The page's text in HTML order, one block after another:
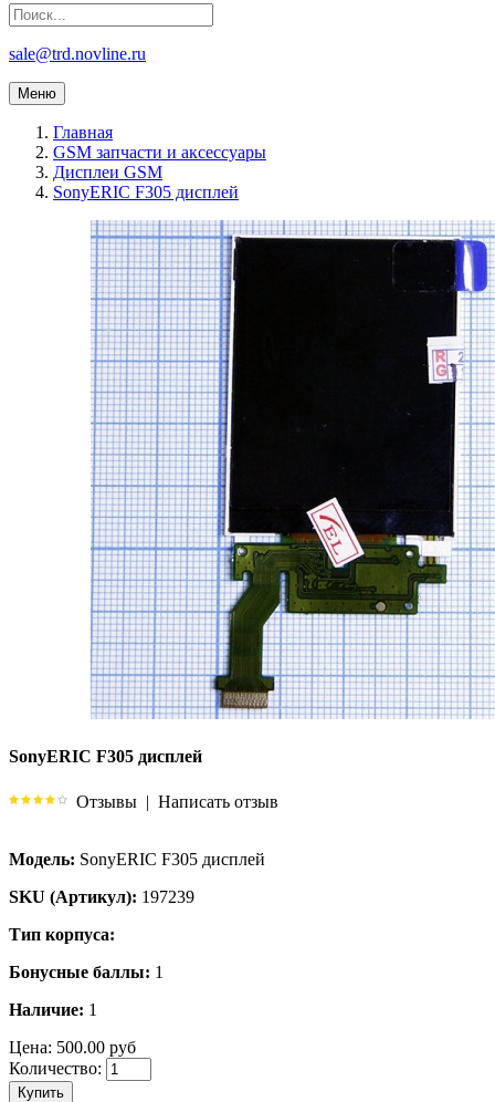
sale@trd.novline.ru
Меню
Главная
GSM запчасти и аксессуары
Дисплеи GSM
SonyERIC F305 дисплей
SonyERIC F305 дисплей
Отзывы | Написать отзыв
Модель: SonyERIC F305 дисплей
SKU (Артикул): 197239
Тип корпуса:
Бонусные баллы: 1
Наличие: 1
Цена: 500.00 руб
Количество:
Купить